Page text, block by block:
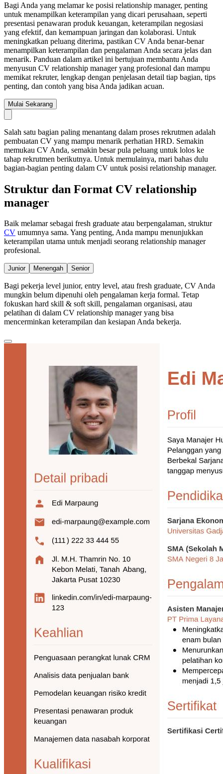
Bagi Anda yang melamar ke posisi relationship manager, penting
untuk menampilkan keterampilan yang dicari perusahaan, seperti
presentasi penawaran produk keuangan, keterampilan negosiasi
yang efektif, dan kemampuan jaringan dan kolaborasi. Untuk
meningkatkan peluang diterima, pastikan CV Anda benar-benar
menampilkan keterampilan dan pengalaman Anda secara jelas dan
menarik. Panduan dalam artikel ini bertujuan membantu Anda
menyusun CV relationship manager yang profesional dan mampu
memikat rekruter, lengkap dengan penjelasan detail tiap bagian, tips
penting, dan contoh yang bisa Anda jadikan acuan.
Mulai Sekarang
Salah satu bagian paling menantang dalam proses rekrutmen adalah
pembuatan CV yang mampu menarik perhatian HRD. Semakin
memukau CV Anda, semakin besar pula peluang untuk lolos ke
tahap rekrutmen berikutnya. Untuk memulainya, mari bahas dulu
bagian-bagian penting dalam CV untuk posisi relationship manager.
Struktur dan Format CV relationship
manager
Baik melamar sebagai fresh graduate atau berpengalaman, struktur
CV umumnya sama. Yang penting, Anda mampu menunjukkan
keterampilan utama untuk menjadi seorang relationship manager
profesional.
Junior Menengah Senior
Bagi pekerja level junior, entry level, atau fresh graduate, CV Anda
mungkin belum dipenuhi oleh pengalaman kerja formal. Tetap
fokuskan hard skill & soft skill, pengalaman organisasi, atau
pelatihan di dalam CV relationship manager yang bisa
mencerminkan keterampilan dan kesiapan Anda bekerja.